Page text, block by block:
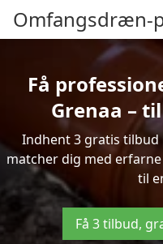
Omfangsdræn-
Få
Grenaa –
Indhent 3 gratis
matcher dig med
til
Få 3 tilbud,